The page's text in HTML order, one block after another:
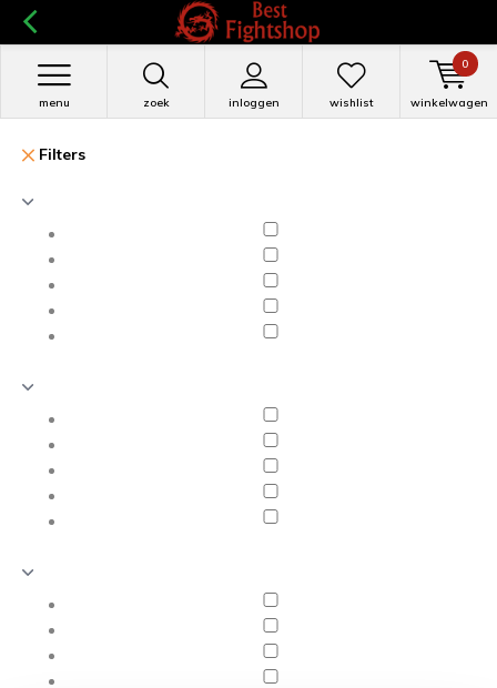
zoek inloggen
menu wishlist winkelwagen
0
Filters